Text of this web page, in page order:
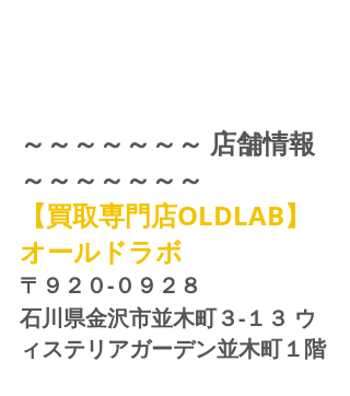
～～～～～～～ 店舗情報
～～～～～～～
【買取専門店OLDLAB】
オールドラボ
〒９２０-０９２８
石川県金沢市並木町３-１３ ウ
ィステリアガーデン並木町１階